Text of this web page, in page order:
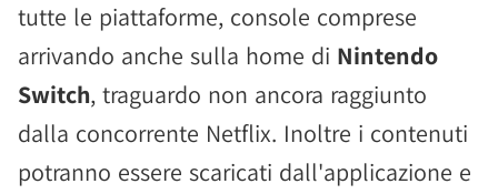
tutte le piattaforme, console comprese
arrivando anche sulla home di Nintendo
Switch, traguardo non ancora raggiunto
dalla concorrente Netflix. Inoltre i contenuti
potranno essere scaricati dall'applicazione e